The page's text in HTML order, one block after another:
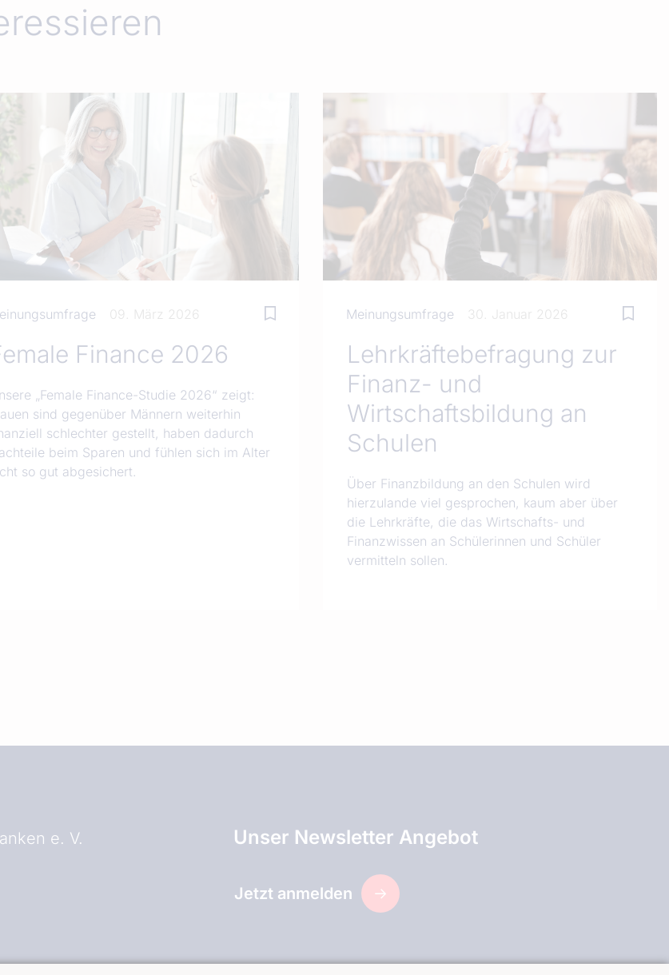
09. März 2026
Finance 2026
„Female Finance-Studie 2026“ zeigt:
sind gegenüber Männern weiterhin
schlechter gestellt, haben dadurch
beim Sparen und fühlen sich im Alter
so gut abgesichert.
Meinungsumfrage 30. Januar 2026
Lehrkräftebefragung zur
Finanz- und
Wirtschaftsbildung an
Schulen
Über Finanzbildung an den Schulen wird
hierzulande viel gesprochen, kaum aber über
die Lehrkräfte, die das Wirtschafts- und
Finanzwissen an Schülerinnen und Schüler
vermitteln sollen.
e. V.
Unser Newsletter Angebot
Jetzt anmelden